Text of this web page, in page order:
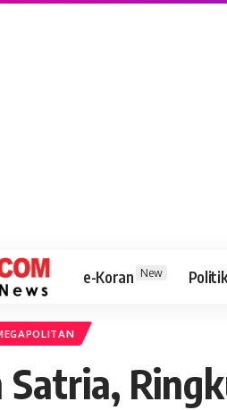
e-Koran New Politik